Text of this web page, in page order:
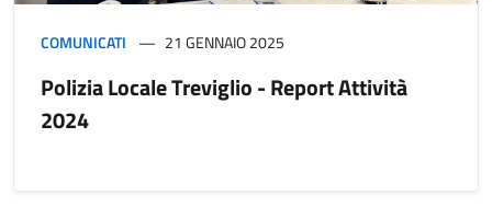
COMUNICATI 21 GENNAIO 2025
Polizia Locale Treviglio - Report Attività
2024